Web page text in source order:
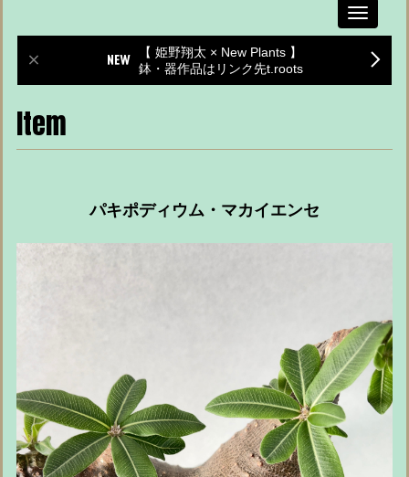
Toggle
【 姫野翔太 × New Plants 】
鉢・器作品はリンク先t.roots
Item
パキポディウム・マカイエンセ